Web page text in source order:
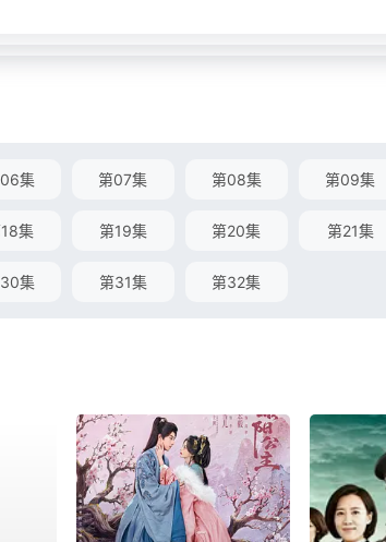
集 第07集 第08集 第09集
集 第19集 第20集 第21集
集 第31集 第32集